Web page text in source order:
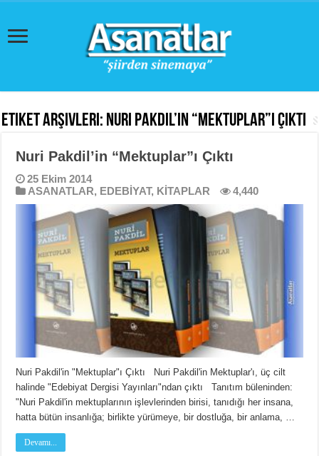
Etiket Arşivleri: Nuri Pakdil’in “Mektuplar”ı Çıktı
Nuri Pakdil’in “Mektuplar”ı Çıktı
25 Ekim 2014
ASANATLAR, EDEBİYAT, KİTAPLAR 4,440
Nuri Pakdil'in "Mektuplar"ı Çıktı Nuri Pakdil'in Mektuplar'ı, üç cilt
halinde "Edebiyat Dergisi Yayınları"ndan çıktı Tanıtım büleninden:
"Nuri Pakdil'in mektuplarının işlevlerinden birisi, tanıdığı her insana,
hatta bütün insanlığa; birlikte yürümeye, bir dostluğa, bir anlama, …
Devamı...